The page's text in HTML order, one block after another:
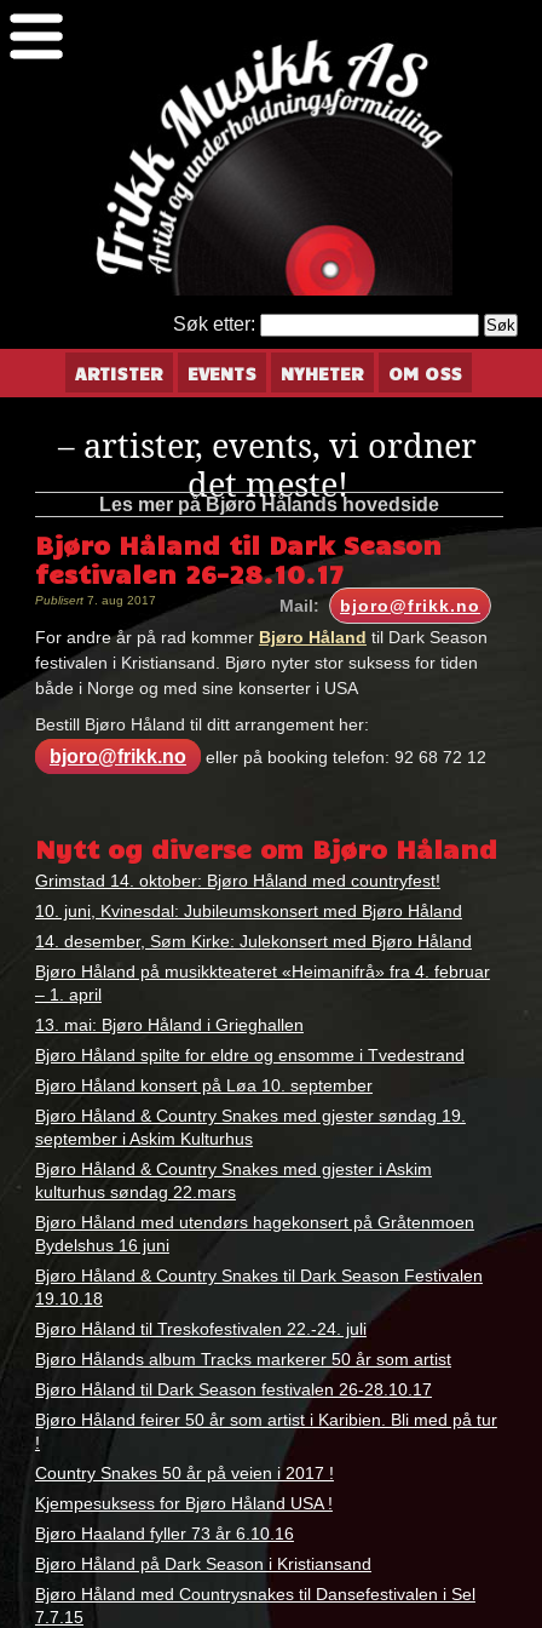
Søk etter:
ARTISTER EVENTS NYHETER OM OSS
– artister, events, vi ordner
det meste!
Les mer på Bjøro Hålands hovedside
Bjøro Håland til Dark Season
festivalen 26-28.10.17
bjoro@frikk.no
Mail:
Publisert7. aug 2017
For andre år på rad kommer Bjøro Håland til Dark Season
festivalen i Kristiansand. Bjøro nyter stor suksess for tiden
både i Norge og med sine konserter i USA
Bestill Bjøro Håland til ditt arrangement her:
bjoro@frikk.no eller på booking telefon: 92 68 72 12
håland,
Dark
season
Nytt og diverse om Bjøro Håland
Grimstad 14. oktober: Bjøro Håland med countryfest!
10. juni, Kvinesdal: Jubileumskonsert med Bjøro Håland
14. desember, Søm Kirke: Julekonsert med Bjøro Håland
Bjøro Håland på musikkteateret «Heimanifrå» fra 4. februar
– 1. april
13. mai: Bjøro Håland i Grieghallen
Bjøro Håland spilte for eldre og ensomme i Tvedestrand
Bjøro Håland konsert på Løa 10. september
Bjøro Håland & Country Snakes med gjester søndag 19.
september i Askim Kulturhus
Bjøro Håland & Country Snakes med gjester i Askim
kulturhus søndag 22.mars
Bjøro Håland med utendørs hagekonsert på Gråtenmoen
Bydelshus 16 juni
Bjøro Håland & Country Snakes til Dark Season Festivalen
19.10.18
Bjøro Håland til Treskofestivalen 22.-24. juli
Bjøro Hålands album Tracks markerer 50 år som artist
Bjøro Håland til Dark Season festivalen 26-28.10.17
Bjøro Håland feirer 50 år som artist i Karibien. Bli med på tur
!
Country Snakes 50 år på veien i 2017 !
Kjempesuksess for Bjøro Håland USA !
Bjøro Haaland fyller 73 år 6.10.16
Bjøro Håland på Dark Season i Kristiansand
Bjøro Håland med Countrysnakes til Dansefestivalen i Sel
7.7.15